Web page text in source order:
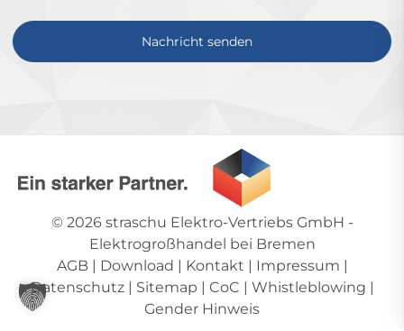
Nachricht senden
© 2026 straschu Elektro-Vertriebs GmbH -
Elektrogroßhandel bei Bremen
AGB | Download | Kontakt | Impressum |
Datenschutz| Sitemap | CoC | Whistleblowing |
Gender Hinweis